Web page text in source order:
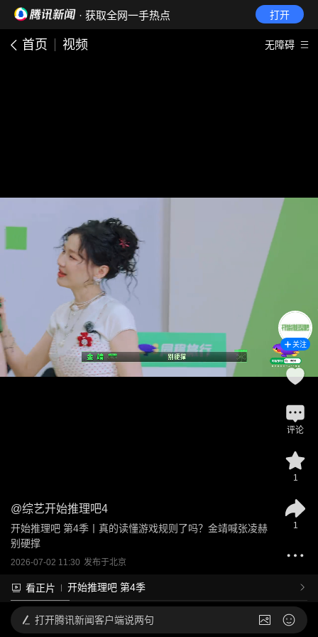
· 获取全网一手热点 打开
首页 视频 无障碍
@综艺开始推理吧4
开始推理吧 第4季丨真的读懂游戏规则了吗？金靖喊张凌赫
别硬撑
2026-07-02 11:30 发布于北京
看正片 开始推理吧 第4季
关注
评论
1
1
打开腾讯新闻客户端说两句